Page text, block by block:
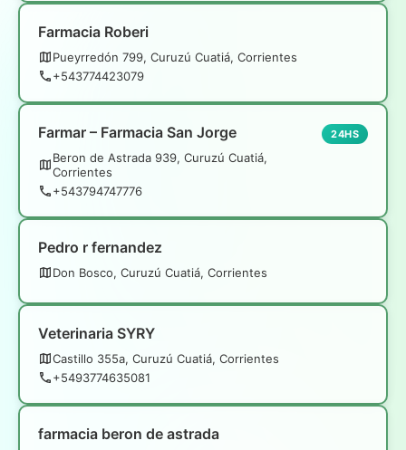
Farmacia Roberi
Pueyrredón 799, Curuzú Cuatiá, Corrientes
+543774423079
Farmar – Farmacia San Jorge
Beron de Astrada 939, Curuzú Cuatiá,
Corrientes
+543794747776
24HS
Pedro r fernandez
Don Bosco, Curuzú Cuatiá, Corrientes
Veterinaria SYRY
Castillo 355a, Curuzú Cuatiá, Corrientes
+5493774635081
farmacia beron de astrada